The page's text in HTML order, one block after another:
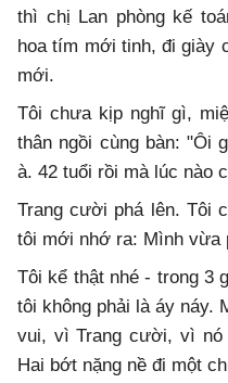
thì chị Lan phòng kế
hoa tím mới tinh, đi giày
mới.
Tôi chưa kịp nghĩ gì,
thân ngồi cùng bàn: "Ôi
à. 42 tuổi rồi mà lúc nào
Trang cười phá lên. Tôi
tôi mới nhớ ra: Mình vừa
Tôi kể thật nhé - trong 3
tôi không phải là áy náy.
vui, vì Trang cười, vì nó
Hai bớt nặng nề đi một